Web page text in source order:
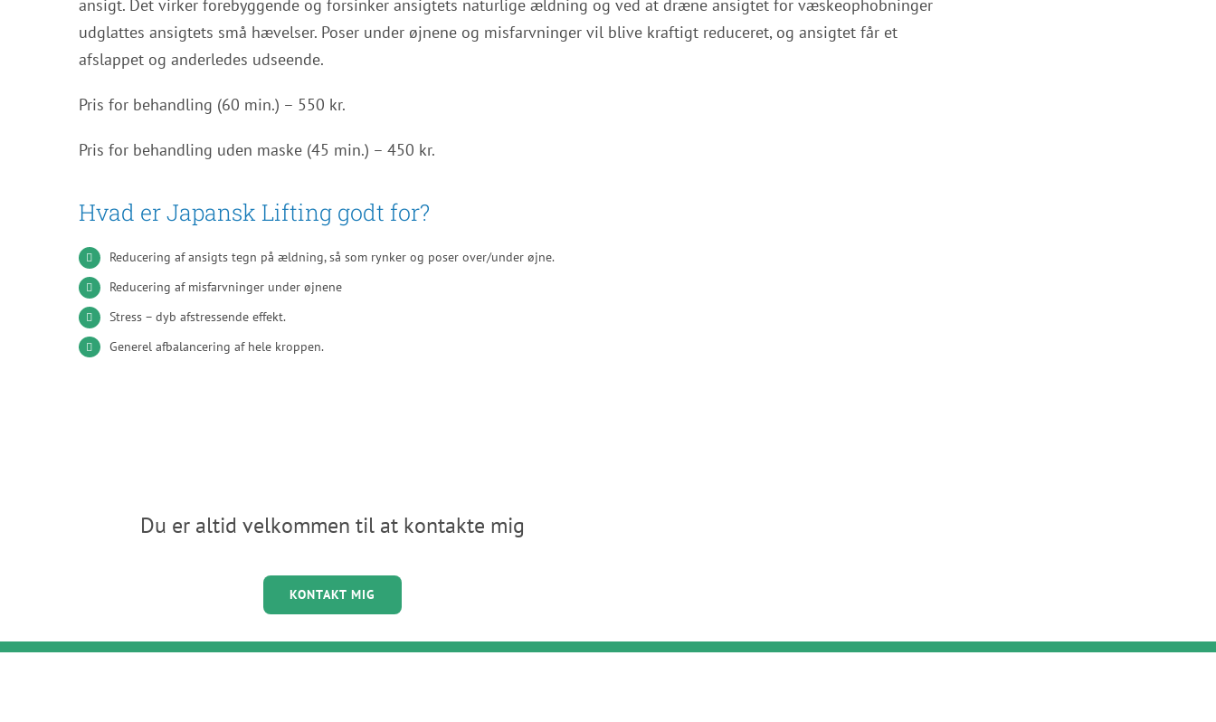
ansigt. Det virker forebyggende og forsinker ansigtets naturlige ældning og ved at dræne ansigtet for væskeophobninger
udglattes ansigtets små hævelser. Poser under øjnene og misfarvninger vil blive kraftigt reduceret, og ansigtet får et
afslappet og anderledes udseende.
Pris for behandling (60 min.) – 550 kr.
Pris for behandling uden maske (45 min.) – 450 kr.
Hvad er Japansk Lifting godt for?
Reducering af ansigts tegn på ældning, så som rynker og poser over/under øjne.
Reducering af misfarvninger under øjnene
Stress – dyb afstressende effekt.
Generel afbalancering af hele kroppen.
Du er altid velkommen til at kontakte mig
KONTAKT MIG